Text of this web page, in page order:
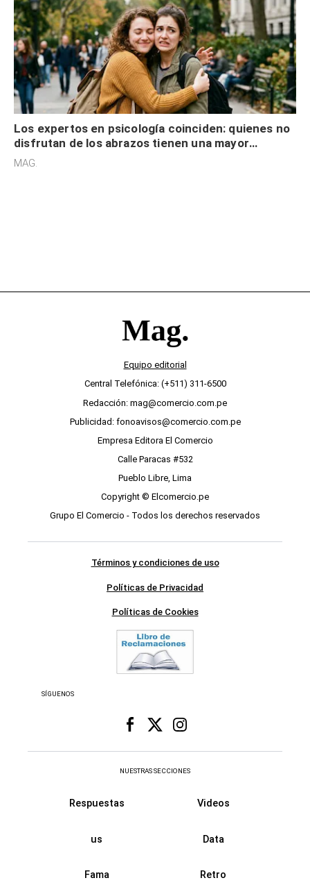
Los expertos en psicología coinciden: quienes no
disfrutan de los abrazos tienen una mayor
sensibilidad a los estímulos físicos y no es por
MAG.
Equipo editorial
Central Telefónica: (+511) 311-6500
Redacción: mag@comercio.com.pe
Publicidad: fonoavisos@comercio.com.pe
Empresa Editora El Comercio
Calle Paracas #532
Pueblo Libre, Lima
Copyright © Elcomercio.pe
Grupo El Comercio - Todos los derechos reservados
Términos y condiciones de uso
Políticas de Privacidad
Políticas de Cookies
SÍGUENOS
NUESTRAS SECCIONES
Respuestas Videos
us Data
Fama Retro